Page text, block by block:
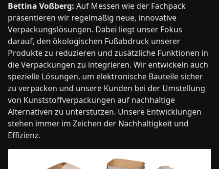
Bettina Voßberg: Auf Messen wie der Fachpack
präsentieren wir regelmäßig neue, innovative
Verpackungslösungen. Dabei liegt unser Fokus
darauf, den ökologischen Fußabdruck unserer
Produkte zu reduzieren und zusätzliche Funktionen in
die Verpackungen zu integrieren. Wir entwickeln auch
spezielle Lösungen, um elektronische Bauteile sicher
zu verpacken und unsere Kunden bei der Umstellung
von Kunststoffverpackungen auf nachhaltige
Alternativen zu unterstützen. Unsere Entwicklungen
stehen immer im Zeichen der Nachhaltigkeit und
Effizienz.